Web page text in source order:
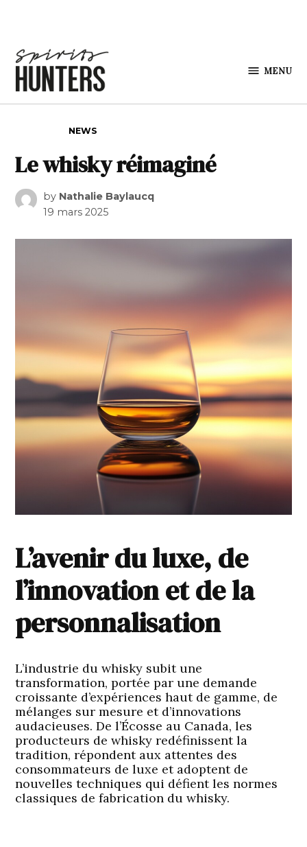
MENU
NEWS
Le whisky réimaginé
by Nathalie Baylaucq
19 mars 2025
L’avenir du luxe, de
l’innovation et de la
personnalisation
L’industrie du whisky subit une
transformation, portée par une demande
croissante d’expériences haut de gamme, de
mélanges sur mesure et d’innovations
audacieuses. De l’Écosse au Canada, les
producteurs de whisky redéfinissent la
tradition, répondent aux attentes des
consommateurs de luxe et adoptent de
nouvelles techniques qui défient les normes
classiques de fabrication du whisky.